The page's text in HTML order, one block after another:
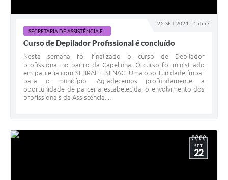
22 SET 2021 - 15h57
SECRETARIA DE ASSISTÊNCIA E...
Curso de Depilador Profissional é concluído
Nesta semana foi finalizado o curso de Depilador
profissional no bairro da Capelinha. O curso foi ministrado
em parceria com SEBRAE E SENAC. Uma oportunidade ímpar
para o município. Agradecemos profundamente a
oportunidade de parceria estabelecida, o envolvimento dos
profissionais da Assistência:...
SET
22